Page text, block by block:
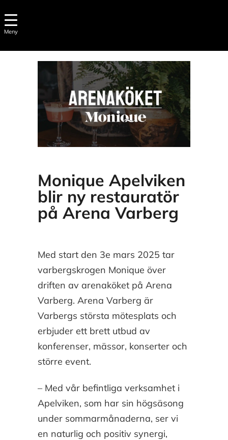
Monique Apelviken
blir ny restauratör
på Arena Varberg
Med start den 3e mars 2025 tar
varbergskrogen Monique över
driften av arenaköket på Arena
Varberg. Arena Varberg är
Varbergs största mötesplats och
erbjuder ett brett utbud av
konferenser, mässor, konserter och
större event.
– Med vår befintliga verksamhet i
Apelviken, som har sin högsäsong
under sommarmånaderna, ser vi
en naturlig och positiv synergi,
Meny